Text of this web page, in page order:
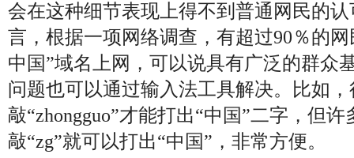
会在这种细节表现上得不到普通网民的
言，根据一项网络调查，有超过90％的
中国”域名上网，可以说具有广泛的群众
问题也可以通过输入法工具解决。比如
敲“zhongguo”才能打出“中国”二字，但
敲“zg”就可以打出“中国”，非常方便。